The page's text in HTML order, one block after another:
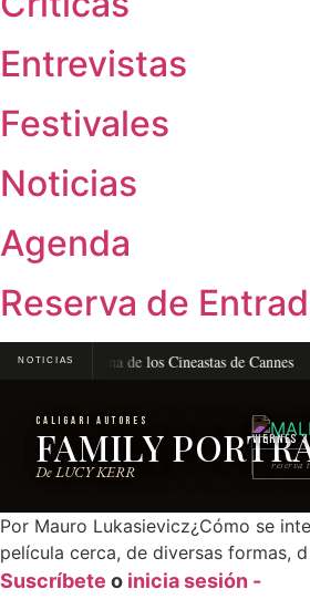
Entrevistas
Festivales
Noticias
Agenda
Reserva de
NOTICIAS
la Quincena de los Cineastas de Cannes
CALIGARI AUTORES
FAMILY
De LUCY KERR
Viernes
reserva
Por Mauro Lukasievicz¿Cómo se
película cerca, de diversas formas, d
Suscríbete o inicia sesión -